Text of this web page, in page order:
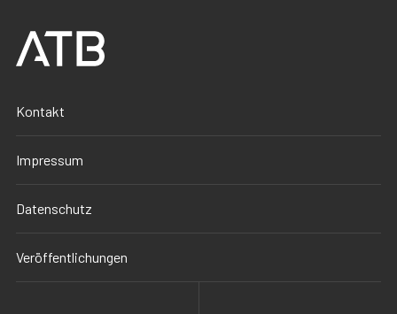
Kontakt
Impressum
Datenschutz
Veröffentlichungen